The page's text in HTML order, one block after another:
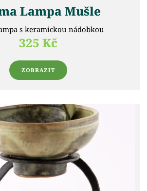
Lampa Mušle
s keramickou nádobkou
325 Kč
ZOBRAZIT